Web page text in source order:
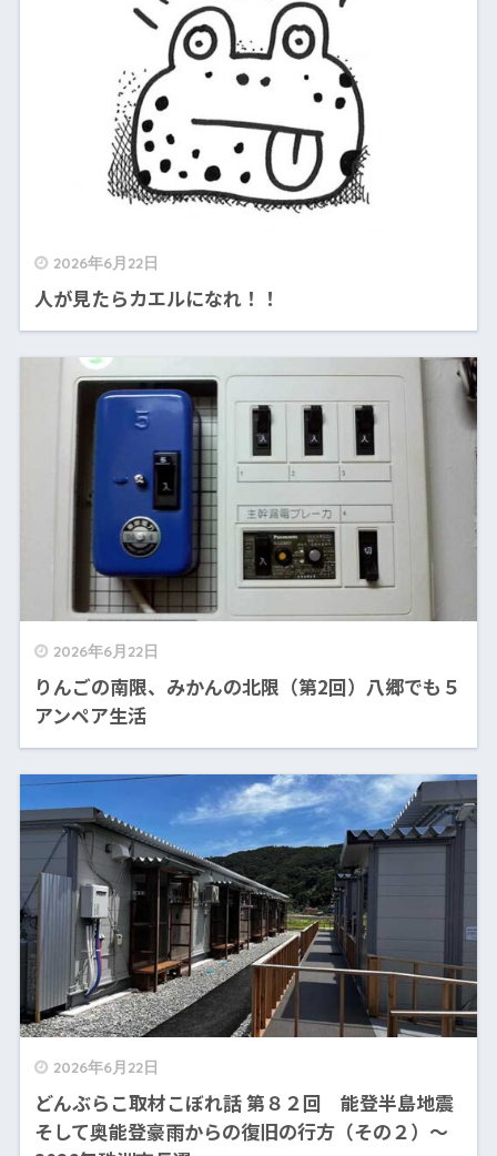
2026年6月22日
人が見たらカエルになれ！！
2026年6月22日
りんごの南限、みかんの北限（第2回）八郷でも５
アンペア生活
2026年6月22日
どんぶらこ取材こぼれ話 第８２回 能登半島地震
そして奥能登豪雨からの復旧の行方（その２）〜